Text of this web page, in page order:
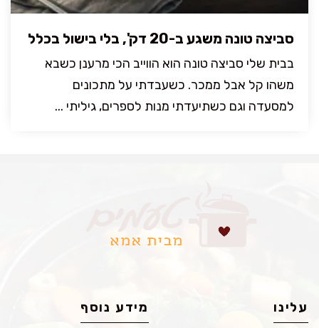
סביצה טונה משגע ב-20 דק', בלי בישול בכלל
בבית שלי סביצה טונה הוא הווייב הכי מרענן כשבא
משהו קל אבל ממכר. כשעבדתי על מתכונים
למסעדה וגם כשתיעדתי מנות לספרים, גיליתי ...
עלינו מידע נוסף